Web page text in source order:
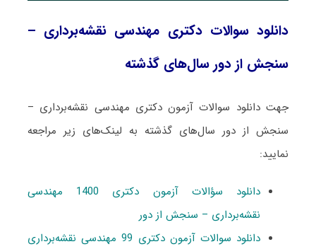
دانلود سوالات دکتری مهندسی نقشه‌برداری –
سنجش از دور سال‌های گذشته
جهت دانلود سوالات آزمون دکتری مهندسی نقشه‌برداری –
سنجش از دور سال‌های گذشته به لینک‌های زیر مراجعه
نمایید:
دانلود سؤالات آزمون دکتری 1400 مهندسی
نقشه‌برداری – سنجش از دور
دانلود سوالات آزمون دکتری 99 مهندسی نقشه‌برداری